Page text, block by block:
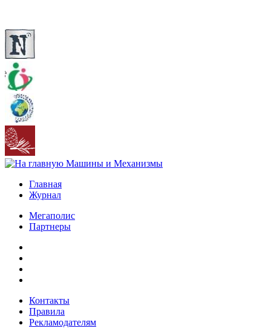
Главная
Журнал
Мегаполис
Партнеры
Контакты
Правила
Рекламодателям